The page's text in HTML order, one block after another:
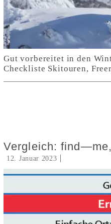
Gut vorbereitet in den
Checkliste Skitouren,
Vergleich:
12. Januar 2023